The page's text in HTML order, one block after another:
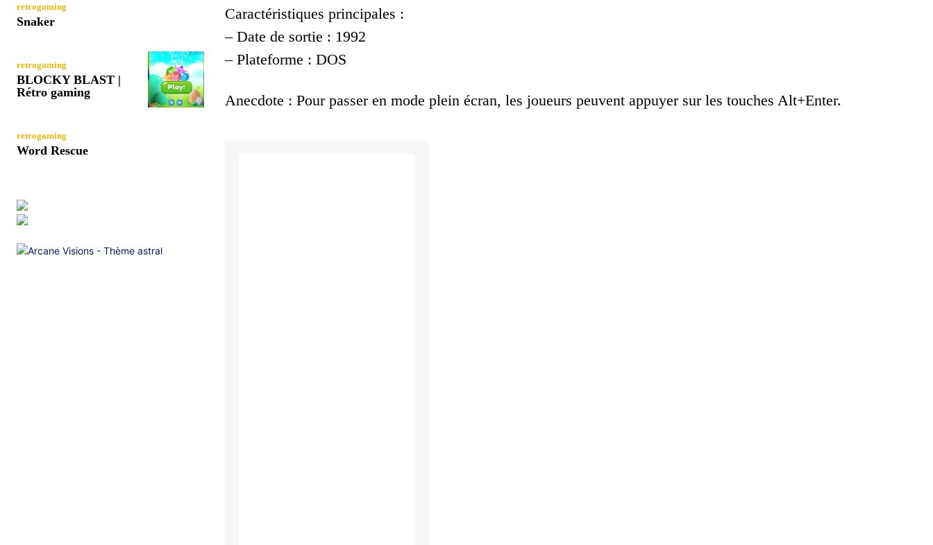
retrogaming
Snaker
retrogaming
BLOCKY BLAST |
Rétro gaming
retrogaming
Word Rescue
Caractéristiques principales :
– Date de sortie : 1992
– Plateforme : DOS
Anecdote : Pour passer en mode plein écran, les joueurs peuvent appuyer sur les touches Alt+Enter.